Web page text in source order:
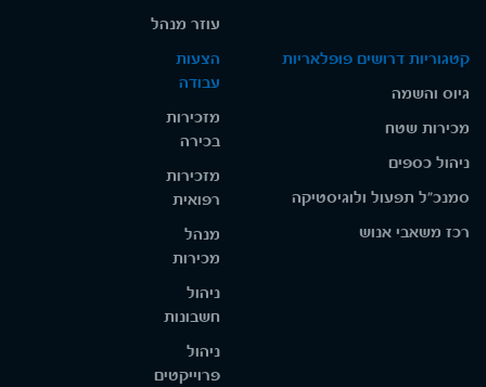
עוזר מנהל
קטגוריות דרושים פופלאריות
גיוס והשמה
מכירות שטח
ניהול כספים
סמנכ"ל תפעול ולוגיסטיקה
רכז משאבי אנוש
הצעות
עבודה
מזכירות
בכירה
מזכירות
רפואית
מנהל
מכירות
ניהול
חשבונות
ניהול
פרוייקטים